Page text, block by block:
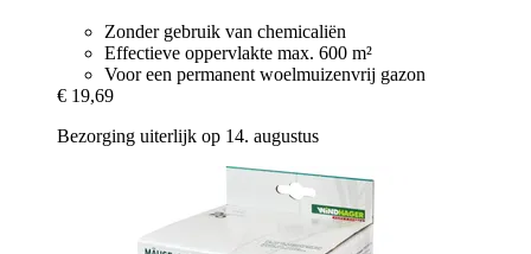
Zonder gebruik van chemicaliën
Effectieve oppervlakte max. 600 m²
Voor een permanent woelmuizenvrij gazon
€ 19,69
Bezorging uiterlijk op 14. augustus